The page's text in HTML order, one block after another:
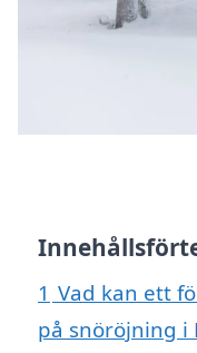
1 Vad kan ett
på snöröjning i